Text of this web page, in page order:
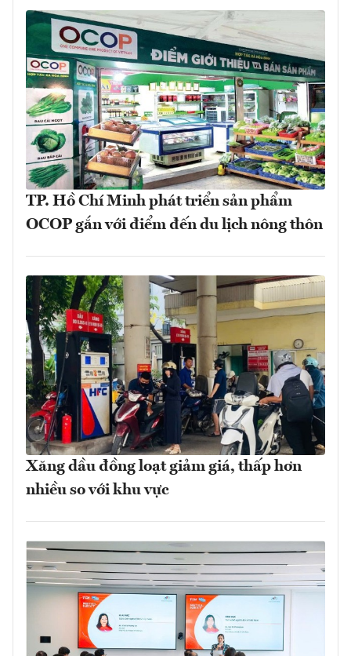
TP. Hồ Chí Minh phát triển sản phẩm
OCOP gắn với điểm đến du lịch nông thôn
Xăng dầu đồng loạt giảm giá, thấp hơn
nhiều so với khu vực